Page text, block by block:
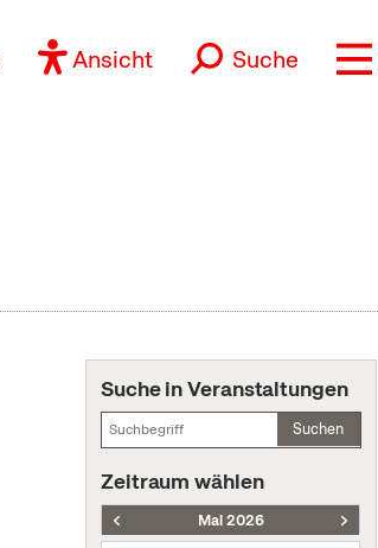
Ansicht Suche
Suche in Veranstaltungen
Suchen
Zeitraum wählen
Mai 2026